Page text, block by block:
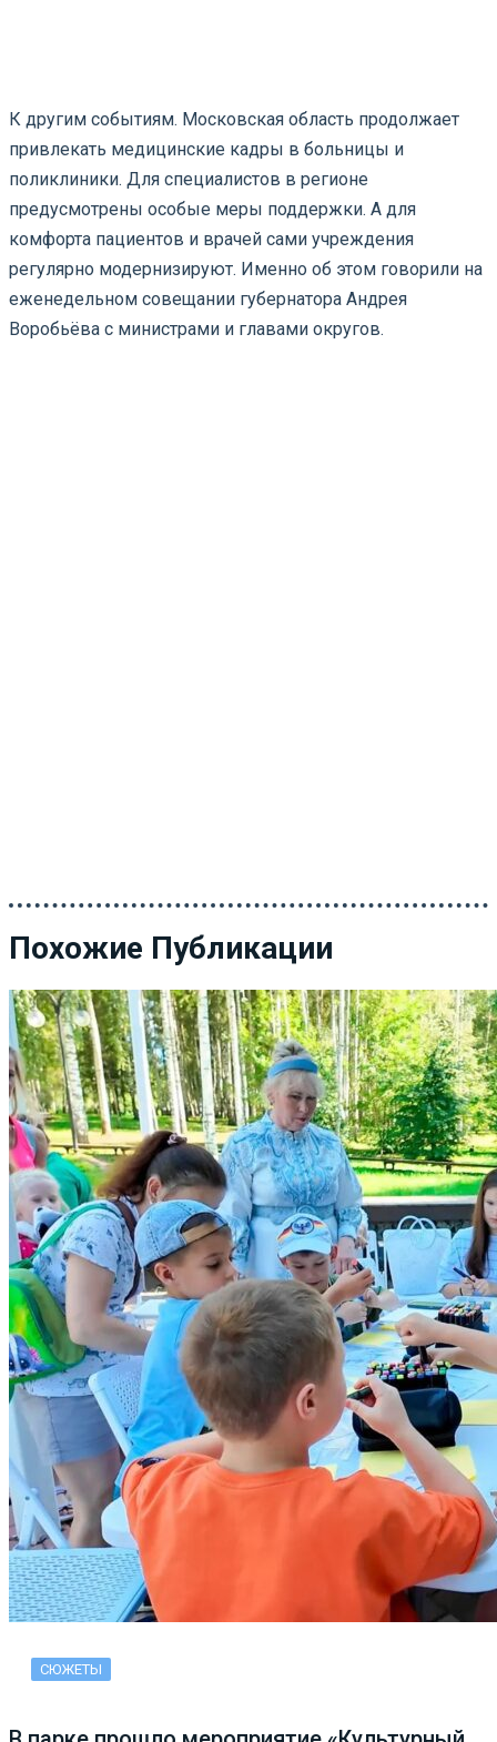
К другим событиям. Московская область продолжает
привлекать медицинские кадры в больницы и
поликлиники. Для специалистов в регионе
предусмотрены особые меры поддержки. А для
комфорта пациентов и врачей сами учреждения
регулярно модернизируют. Именно об этом говорили на
еженедельном совещании губернатора Андрея
Воробьёва с министрами и главами округов.
Похожие Публикации
СЮЖЕТЫ